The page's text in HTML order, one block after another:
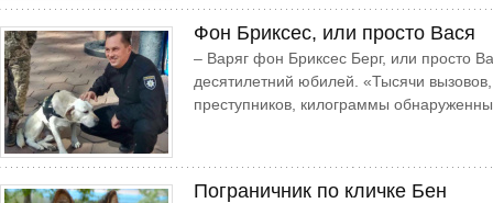
Фон Бриксес, или просто Вася
– Варяг фон Бриксес Берг, или просто
десятилетний юбилей. «Тысячи
преступников, килограммы
Пограничник по кличке Бен